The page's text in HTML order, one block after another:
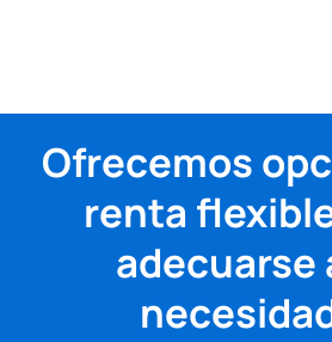
Ofrecemos
renta
adecuarse